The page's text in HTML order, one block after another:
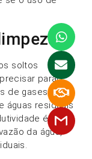
soltos
parar
de gases
águas residuais
é
da água,